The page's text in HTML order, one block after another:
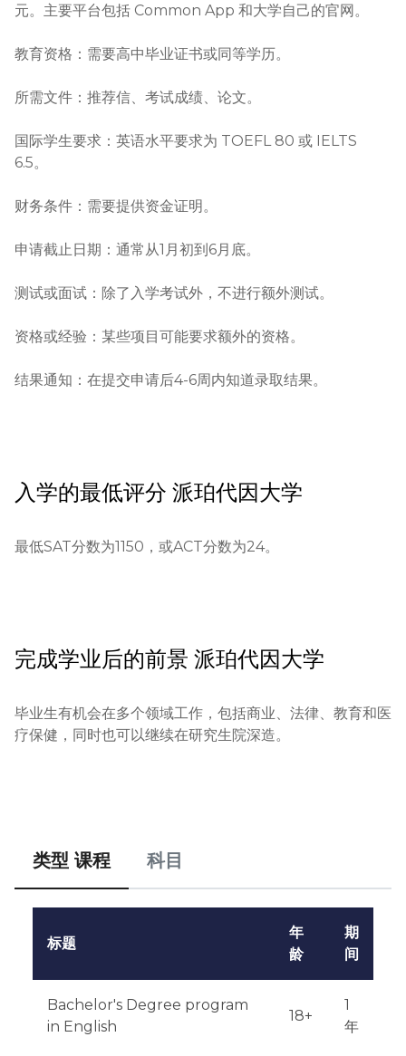
元。主要平台包括 Common App 和大学自己的官网。
教育资格：需要高中毕业证书或同等学历。
所需文件：推荐信、考试成绩、论文。
国际学生要求：英语水平要求为 TOEFL 80 或 IELTS
6.5。
财务条件：需要提供资金证明。
申请截止日期：通常从1月初到6月底。
测试或面试：除了入学考试外，不进行额外测试。
资格或经验：某些项目可能要求额外的资格。
结果通知：在提交申请后4-6周内知道录取结果。
入学的最低评分 派珀代因大学
最低SAT分数为1150，或ACT分数为24。
完成学业后的前景 派珀代因大学
毕业生有机会在多个领域工作，包括商业、法律、教育和医
疗保健，同时也可以继续在研究生院深造。
类型 课程 科目
标题
年
龄
期
间
Bachelor's Degree program
in English
18+
1
年